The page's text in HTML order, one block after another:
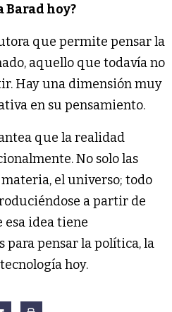
Barad hoy?
que permite pensar la
aquello que todavía no
Hay una dimensión muy
en su pensamiento.
que la realidad
No solo las
el universo; todo
a partir de
esa idea tiene
para pensar la política, la
hoy.